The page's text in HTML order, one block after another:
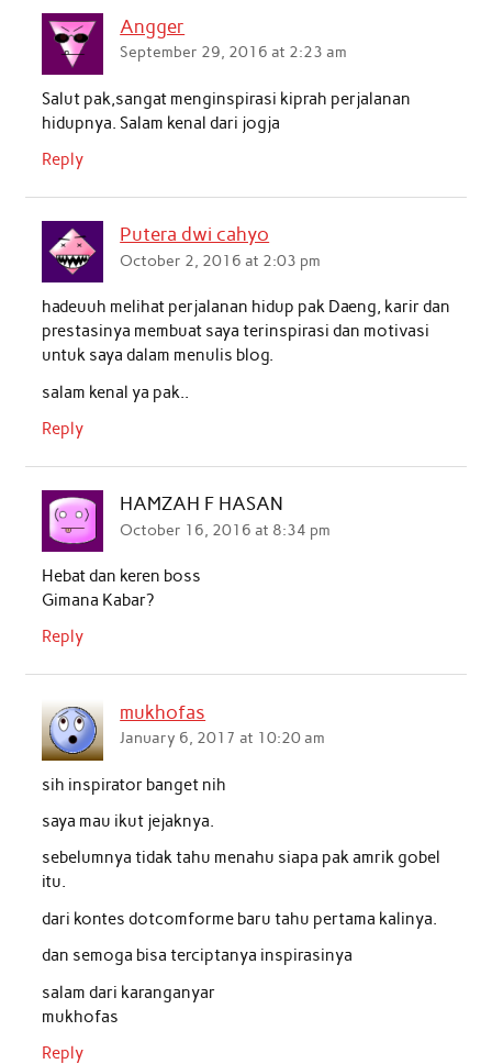
Angger
September 29, 2016 at 2:23 am
Salut pak,sangat menginspirasi kiprah perjalanan
hidupnya. Salam kenal dari jogja
Reply
Putera dwi cahyo
October 2, 2016 at 2:03 pm
hadeuuh melihat perjalanan hidup pak Daeng, karir dan
prestasinya membuat saya terinspirasi dan motivasi
untuk saya dalam menulis blog.
salam kenal ya pak..
Reply
HAMZAH F HASAN
October 16, 2016 at 8:34 pm
Hebat dan keren boss
Gimana Kabar?
Reply
mukhofas
January 6, 2017 at 10:20 am
sih inspirator banget nih
saya mau ikut jejaknya.
sebelumnya tidak tahu menahu siapa pak amrik gobel
itu.
dari kontes dotcomforme baru tahu pertama kalinya.
dan semoga bisa terciptanya inspirasinya
salam dari karanganyar
mukhofas
Reply